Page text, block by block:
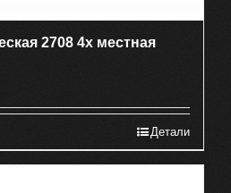
2708 4х местная
Детали